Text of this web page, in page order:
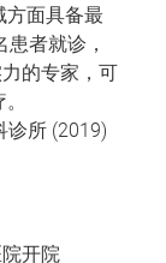
方面具备最
者就诊，
的专家，可
诊所 (2019)
开院